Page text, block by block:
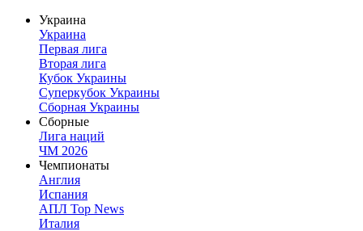
Украина
Украина
Первая лига
Вторая лига
Кубок Украины
Суперкубок Украины
Сборная Украины
Сборные
Лига наций
ЧМ 2026
Чемпионаты
Англия
Испания
АПЛ Top News
Италия